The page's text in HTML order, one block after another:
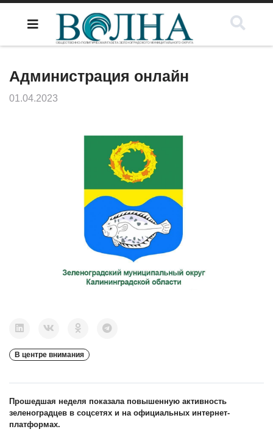
Администрация онлайн
01.04.2023
В центре внимания
Прошедшая неделя показала повышенную активность
зеленоградцев в соцсетях и на официальных интернет-
платформах.